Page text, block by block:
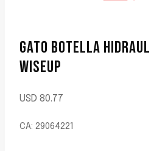
GATO BOTELLA
WISEUP
USD 80.77
CA: 29064221